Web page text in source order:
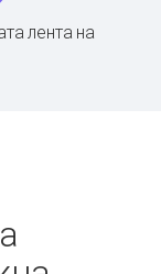
лента на